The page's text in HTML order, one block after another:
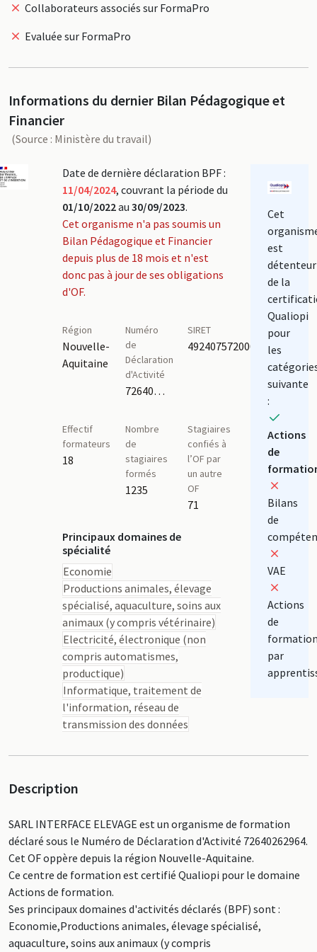
Collaborateurs associés sur FormaPro
Evaluée sur FormaPro
Informations du dernier Bilan Pédagogique et
Financier
(Source : Ministère du travail)
Date de dernière déclaration BPF :
11/04/2024, couvrant la période du
01/10/2022au 30/09/2023.
Cet organisme n'a pas soumis un
Bilan Pédagogique et Financier
depuis plus de 18 mois et n'est
donc pas à jour de ses obligations
d'OF.
Région
Nouvelle-
Aquitaine
Numéro
de
Déclaration
d'Activité
72640262964
SIRET
49240757200014
Effectif
formateurs
18
Nombre
de
stagiaires
formés
1235
Stagiaires
confiés à
l’OF par
un autre
OF
71
Principaux domaines de
spécialité
Economie
Productions animales, élevage
spécialisé, aquaculture, soins aux
animaux (y compris vétérinaire)
Electricité, électronique (non
compris automatismes,
productique)
Informatique, traitement de
l'information, réseau de
transmission des données
Cet
est
détenteur
de la
Qualiopi
pour
les
suivante
:
Actions
de
Bilans
de
VAE
Actions
de
par
Description
SARL INTERFACE ELEVAGE est un organisme de formation
déclaré sous le Numéro de Déclaration d'Activité 72640262964.
Cet OF oppère depuis la région Nouvelle-Aquitaine.
Ce centre de formation est certifié Qualiopi pour le domaine
Actions de formation.
Ses principaux domaines d'activités déclarés (BPF) sont :
Economie,Productions animales, élevage spécialisé,
aquaculture, soins aux animaux (y compris